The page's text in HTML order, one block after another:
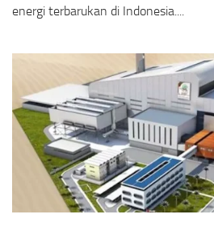
energi terbarukan di Indonesia....